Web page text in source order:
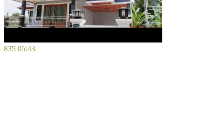
835 05:43